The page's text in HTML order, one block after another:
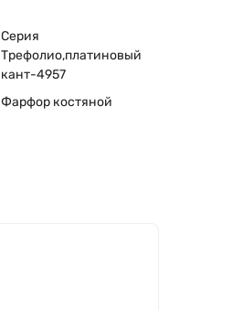
Серия
Трефолио,платиновый
кант-4957
Фарфор костяной